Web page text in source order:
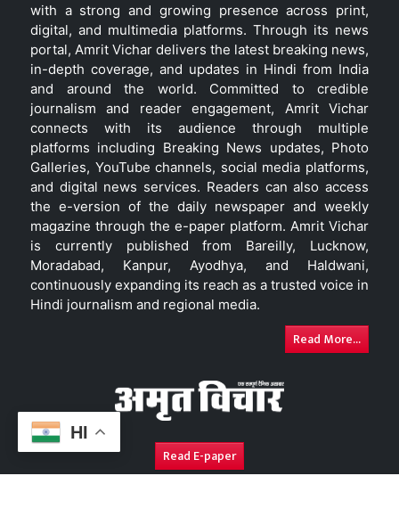
HI
with a strong and growing presence across print,
digital, and multimedia platforms. Through its news
portal, Amrit Vichar delivers the latest breaking news,
in-depth coverage, and updates in Hindi from India
and around the world. Committed to credible
journalism and reader engagement, Amrit Vichar
connects with its audience through multiple
platforms including Breaking News updates, Photo
Galleries, YouTube channels, social media platforms,
and digital news services. Readers can also access
the e-version of the daily newspaper and weekly
magazine through the e-paper platform. Amrit Vichar
is currently published from Bareilly, Lucknow,
Moradabad, Kanpur, Ayodhya, and Haldwani,
continuously expanding its reach as a trusted voice in
Hindi journalism and regional media.
Read More...
Read E-paper